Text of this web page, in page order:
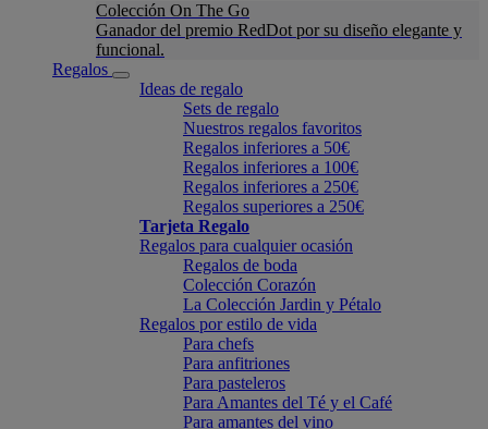
Colección On The Go
Ganador del premio RedDot por su diseño elegante y
funcional.
Regalos
Ideas de regalo
Sets de regalo
Nuestros regalos favoritos
Regalos inferiores a 50€
Regalos inferiores a 100€
Regalos inferiores a 250€
Regalos superiores a 250€
Tarjeta Regalo
Regalos para cualquier ocasión
Regalos de boda
Colección Corazón
La Colección Jardin y Pétalo
Regalos por estilo de vida
Para chefs
Para anfitriones
Para pasteleros
Para Amantes del Té y el Café
Para amantes del vino